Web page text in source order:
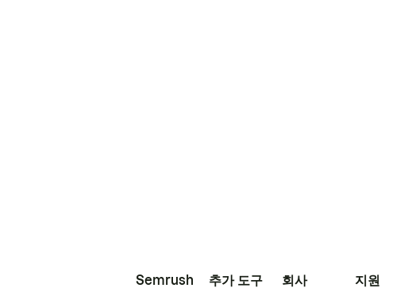
Semrush 추가 도구 회사 지원